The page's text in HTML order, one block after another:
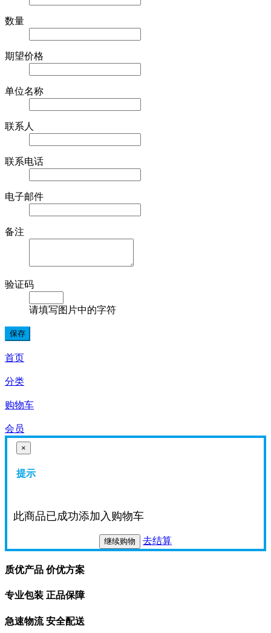
数量
期望价格
单位名称
联系人
联系电话
电子邮件
备注
验证码
请填写图片中的字符
首页
分类
购物车
会员
×
提示
此商品已成功添加入购物车
继续购物 去结算
质优产品 价优方案
专业包装 正品保障
急速物流 安全配送